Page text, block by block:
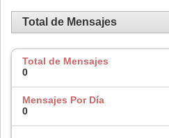
Total de Mensajes
Total de Mensajes
0
Mensajes Por Día
0